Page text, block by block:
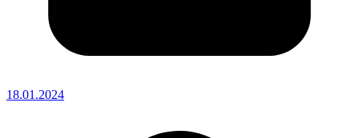
18.01.2024